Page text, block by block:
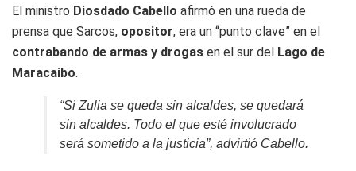
El ministro Diosdado Cabello afirmó en una rueda de
prensa que Sarcos, opositor, era un “punto clave” en el
contrabando de armas y drogas en el sur del Lago de
Maracaibo.
“Si Zulia se queda sin alcaldes, se quedará
sin alcaldes. Todo el que esté involucrado
será sometido a la justicia”, advirtió Cabello.